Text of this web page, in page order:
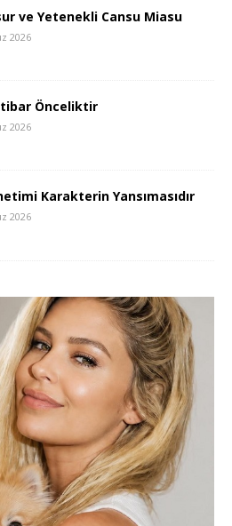
ve Yetenekli Cansu Miasu
2026
Önceliktir
2026
Karakterin Yansımasıdır
2026